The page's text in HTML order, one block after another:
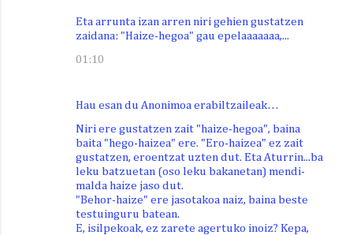
Eta arrunta izan arren niri gehien gustatzen
zaidana: "Haize-hegoa" gau epelaaaaaaa,...
01:10
Hau esan du Anonimoa erabiltzaileak…
Niri ere gustatzen zait "haize-hegoa", baina
baita "hego-haizea" ere. "Ero-haizea" ez zait
gustatzen, eroentzat uzten dut. Eta Aturrin...ba
leku batzuetan (oso leku bakanetan) mendi-
malda haize jaso dut.
"Behor-haize" ere jasotakoa naiz, baina beste
testuinguru batean.
E, isilpekoak, ez zarete agertuko inoiz? Kepa,